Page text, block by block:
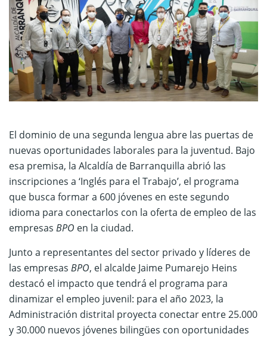
El dominio de una segunda lengua abre las puertas de
nuevas oportunidades laborales para la juventud. Bajo
esa premisa, la Alcaldía de Barranquilla abrió las
inscripciones a ‘Inglés para el Trabajo’, el programa
que busca formar a 600 jóvenes en este segundo
idioma para conectarlos con la oferta de empleo de las
empresas BPO en la ciudad.
Junto a representantes del sector privado y líderes de
las empresas BPO, el alcalde Jaime Pumarejo Heins
destacó el impacto que tendrá el programa para
dinamizar el empleo juvenil: para el año 2023, la
Administración distrital proyecta conectar entre 25.000
y 30.000 nuevos jóvenes bilingües con oportunidades